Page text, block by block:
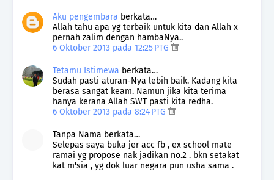
Aku pengembara berkata…
Allah tahu apa yg terbaik untuk kita dan Allah x
pernah zalim dengan hambaNya..
6 Oktober 2013 pada 12:25 PTG
Tetamu Istimewa berkata…
Sudah pasti aturan-Nya lebih baik. Kadang kita
berasa sangat keam. Namun jika kita terima
hanya kerana Allah SWT pasti kita redha.
6 Oktober 2013 pada 8:24 PTG
Tanpa Nama berkata…
Selepas saya buka jer acc fb , ex school mate
ramai yg propose nak jadikan no.2 . bkn setakat
kat m'sia , yg dok luar negara pun usha sama .